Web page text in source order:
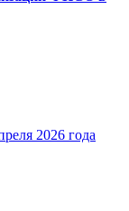
2026 года